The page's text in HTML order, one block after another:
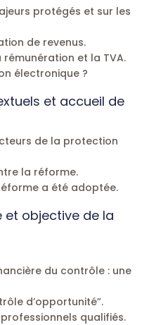
protégés et sur les
de revenus.
et la TVA.
électronique ?
et accueil de
de la protection
la réforme.
a été adoptée.
et objective de la
du contrôle : une
d’opportunité”.
qualifiés.